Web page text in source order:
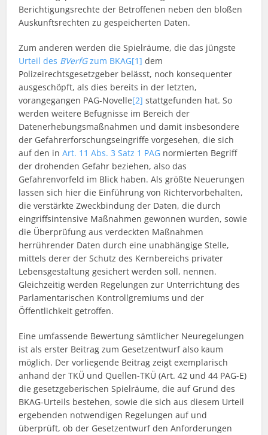
Berichtigungsrechte der Betroffenen neben den bloßen
Auskunftsrechten zu gespeicherten Daten.
Zum anderen werden die Spielräume, die das jüngste
Urteil des BVerfGzum BKAG[1] dem
Polizeirechtsgesetzgeber belässt, noch konsequenter
ausgeschöpft, als dies bereits in der letzten,
vorangegangen PAG-Novelle[2] stattgefunden hat. So
werden weitere Befugnisse im Bereich der
Datenerhebungsmaßnahmen und damit insbesondere
der Gefahrerforschungseingriffe vorgesehen, die sich
auf den inArt. 11 Abs. 3 Satz 1 PAG normierten Begriff
der drohenden Gefahr beziehen, also das
Gefahrenvorfeld im Blick haben. Als größte Neuerungen
lassen sich hier die Einführung von Richtervorbehalten,
die verstärkte Zweckbindung der Daten, die durch
eingriffsintensive Maßnahmen gewonnen wurden, sowie
die Überprüfung aus verdeckten Maßnahmen
herrührender Daten durch eine unabhängige Stelle,
mittels derer der Schutz des Kernbereichs privater
Lebensgestaltung gesichert werden soll, nennen.
Gleichzeitig werden Regelungen zur Unterrichtung des
Parlamentarischen Kontrollgremiums und der
Öffentlichkeit getroffen.
Eine umfassende Bewertung sämtlicher Neuregelungen
ist als erster Beitrag zum Gesetzentwurf also kaum
möglich. Der vorliegende Beitrag zeigt exemplarisch
anhand der TKÜ und Quellen-TKÜ (Art. 42 und 44 PAG-E)
die gesetzgeberischen Spielräume, die auf Grund des
BKAG-Urteils bestehen, sowie die sich aus diesem Urteil
ergebenden notwendigen Regelungen auf und
überprüft, ob der Gesetzentwurf den Anforderungen